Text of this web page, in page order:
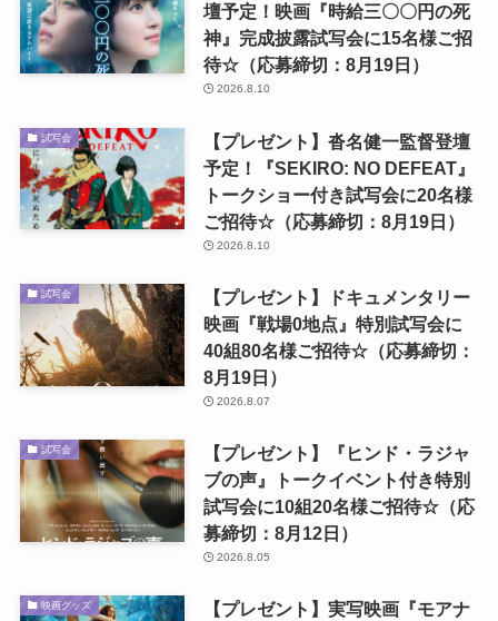
壇予定！映画『時給三〇〇円の死
神』完成披露試写会に15名様ご招
待☆（応募締切：8月19日）
2026.8.10
試写会
【プレゼント】沓名健一監督登壇
予定！『SEKIRO: NO DEFEAT』
トークショー付き試写会に20名様
ご招待☆（応募締切：8月19日）
2026.8.10
試写会
【プレゼント】ドキュメンタリー
映画『戦場0地点』特別試写会に
40組80名様ご招待☆（応募締切：
8月19日）
2026.8.07
試写会
【プレゼント】『ヒンド・ラジャ
ブの声』トークイベント付き特別
試写会に10組20名様ご招待☆（応
募締切：8月12日）
2026.8.05
映画グッズ
【プレゼント】実写映画『モアナ